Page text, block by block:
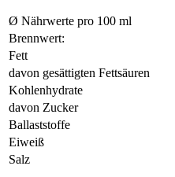
Ø Nährwerte pro 100 ml
Brennwert:
Fett
davon gesättigten Fettsäuren
Kohlenhydrate
davon Zucker
Ballaststoffe
Eiweiß
Salz